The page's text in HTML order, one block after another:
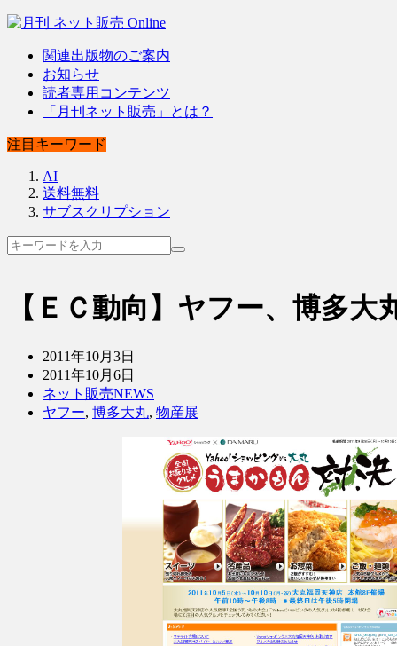
関連出版物のご案内
お知らせ
読者専用コンテンツ
「月刊ネット販売」とは？
注目キーワード
AI
送料無料
サブスクリプション
【ＥＣ動向】ヤフー、博多大
2011年10月3日
2011年10月6日
ネット販売NEWS
ヤフー, 博多大丸, 物産展